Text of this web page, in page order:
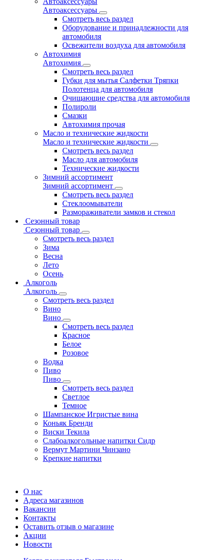
Автоаксессуары
Смотреть весь раздел
Оборудование и принадлежности для
автомобиля
Освежители воздуха для автомобиля
Автохимия
Автохимия
Смотреть весь раздел
Губки для мытья Салфетки Тряпки
Полотенца для автомобиля
Очищающие средства для автомобиля
Полироли
Смазки
Автохимия прочая
Масло и технические жидкости
Масло и технические жидкости
Смотреть весь раздел
Масло для автомобиля
Технические жидкости
Зимний ассортимент
Зимний ассортимент
Смотреть весь раздел
Стеклоомыватели
Размораживатели замков и стекол
Сезонный товар
Сезонный товар
Смотреть весь раздел
Зима
Весна
Лето
Осень
Алкоголь
Алкоголь
Смотреть весь раздел
Вино
Вино
Смотреть весь раздел
Красное
Белое
Розовое
Водка
Пиво
Пиво
Смотреть весь раздел
Cветлое
Темное
Шампанское Игристые вина
Коньяк Бренди
Виски Текила
Слабоалкогольные напитки Сидр
Вермут Мартини Чинзано
Крепкие напитки
О нас
Адреса магазинов
Вакансии
Контакты
Оставить отзыв о магазине
Акции
Новости